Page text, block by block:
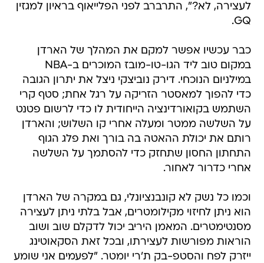
לעצירה, לא?", התרברב לפני הפלייאוף בראיון למגזין
GQ.
כבר עכשיו אפשר למקם את המהלך של הארדן
במקום טוב ליד הגו-טו-מובז המוכרים ב-NBA
במילניום הנוכחי. דירק נוביצקי ניצל את יתרון הגובה
כדי להפוך למאסטר הזריקה על רגל אחת; סטף קרי
השתמש בקואורדינציה הייחודית לו כדי לרשום פטנט
על השלשה ממטר ומעלה אחרי קו השלוש; והארדן
רותם את יכולת ההאטה בה בורך ואת פלג הגוף
התחתון החסון שתחזק כדי להסתמך על השלשה
אחרי כדרור לאחור.
וכמו כל נשק לא קונבנציונלי, גם במקרה של הארדן
הוא ניתן לחיזוי מקילומטרים, אבל בלתי ניתן לעצירה
מסנטימטרים. המאמן היריב יכול לדקלם שוב ושוב
הוראות מפורשות לעצירתו, ובכל זאת הסקאוטינג
ייזרק לפח והסטפ-בק ת'רי יומטר. "לפעמים אני שומע